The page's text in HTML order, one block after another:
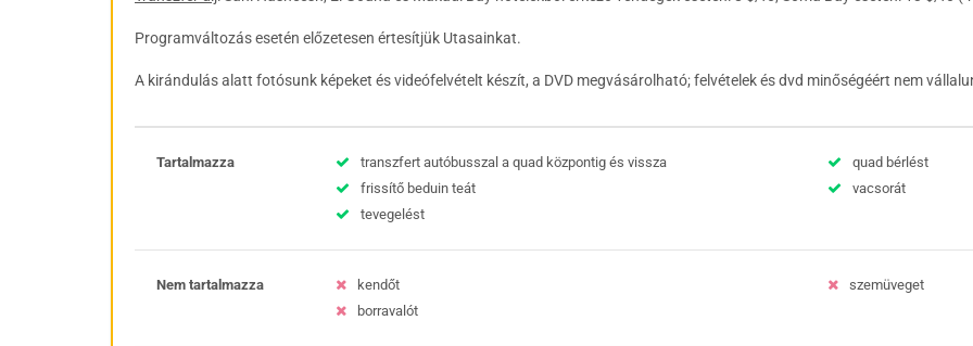
Programváltozás esetén előzetesen értesítjük Utasainkat.
A kirándulás alatt fotósunk képeket és videófelvételt készít, a DVD megvásárolható; felvételek és dvd minőségéért nem
Tartalmazza transzfert autóbusszal a quad központig és vissza
quad bérlést
frissítő beduin teát
vacsorát
tevegelést
Nem tartalmazza kendőt
szemüveget
borravalót